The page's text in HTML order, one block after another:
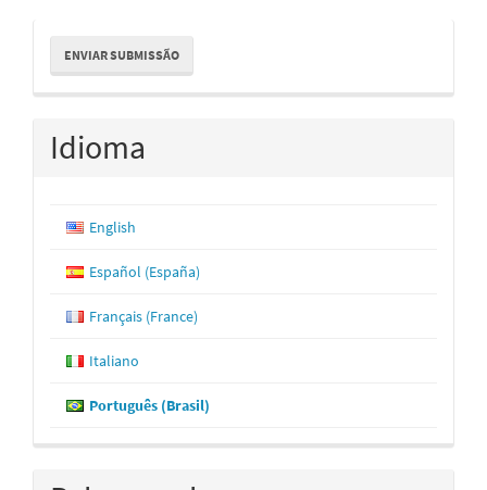
Enviar
Submissão
ENVIAR SUBMISSÃO
Idioma
English
Español (España)
Français (France)
Italiano
Português (Brasil)